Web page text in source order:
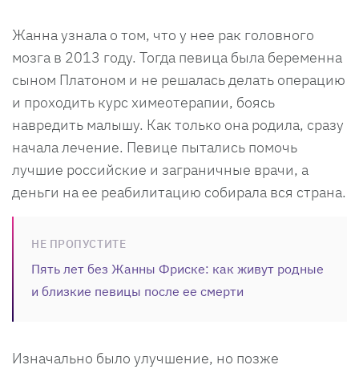
Жанна узнала о том, что у нее рак головного
мозга в 2013 году. Тогда певица была беременна
сыном Платоном и не решалась делать операцию
и проходить курс химеотерапии, боясь
навредить малышу. Как только она родила, сразу
начала лечение. Певице пытались помочь
лучшие российские и заграничные врачи, а
деньги на ее реабилитацию собирала вся страна.
НЕ ПРОПУСТИТЕ
Пять лет без Жанны Фриске: как живут родные
и близкие певицы после ее смерти
Изначально было улучшение, но позже